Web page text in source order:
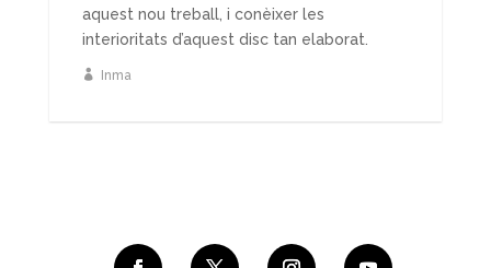
aquest nou treball, i conèixer les
interioritats d’aquest disc tan elaborat.
Inma